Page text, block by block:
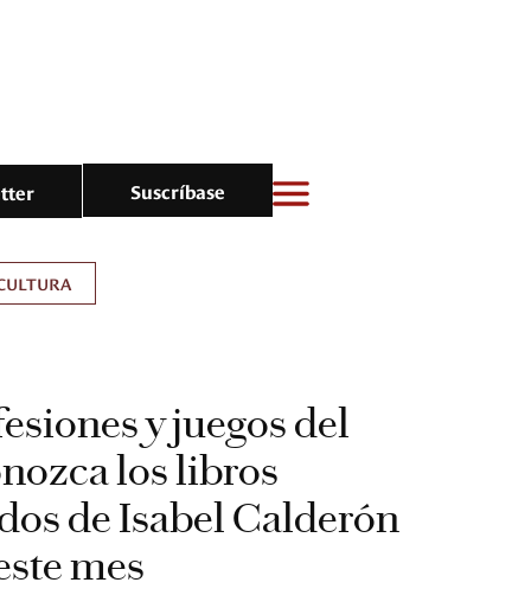
Suscríbase
y juegos del
los libros
de Isabel Calderón
mes